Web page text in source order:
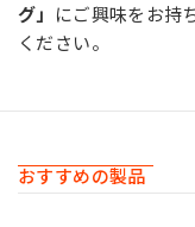
グ」 にご興味をお持
ください。
おすすめの製品